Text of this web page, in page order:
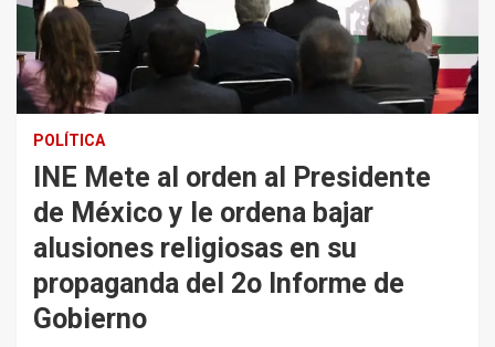
POLÍTICA
INE Mete al orden al Presidente
de México y le ordena bajar
alusiones religiosas en su
propaganda del 2o Informe de
Gobierno